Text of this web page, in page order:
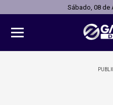
Sábado, 08 de